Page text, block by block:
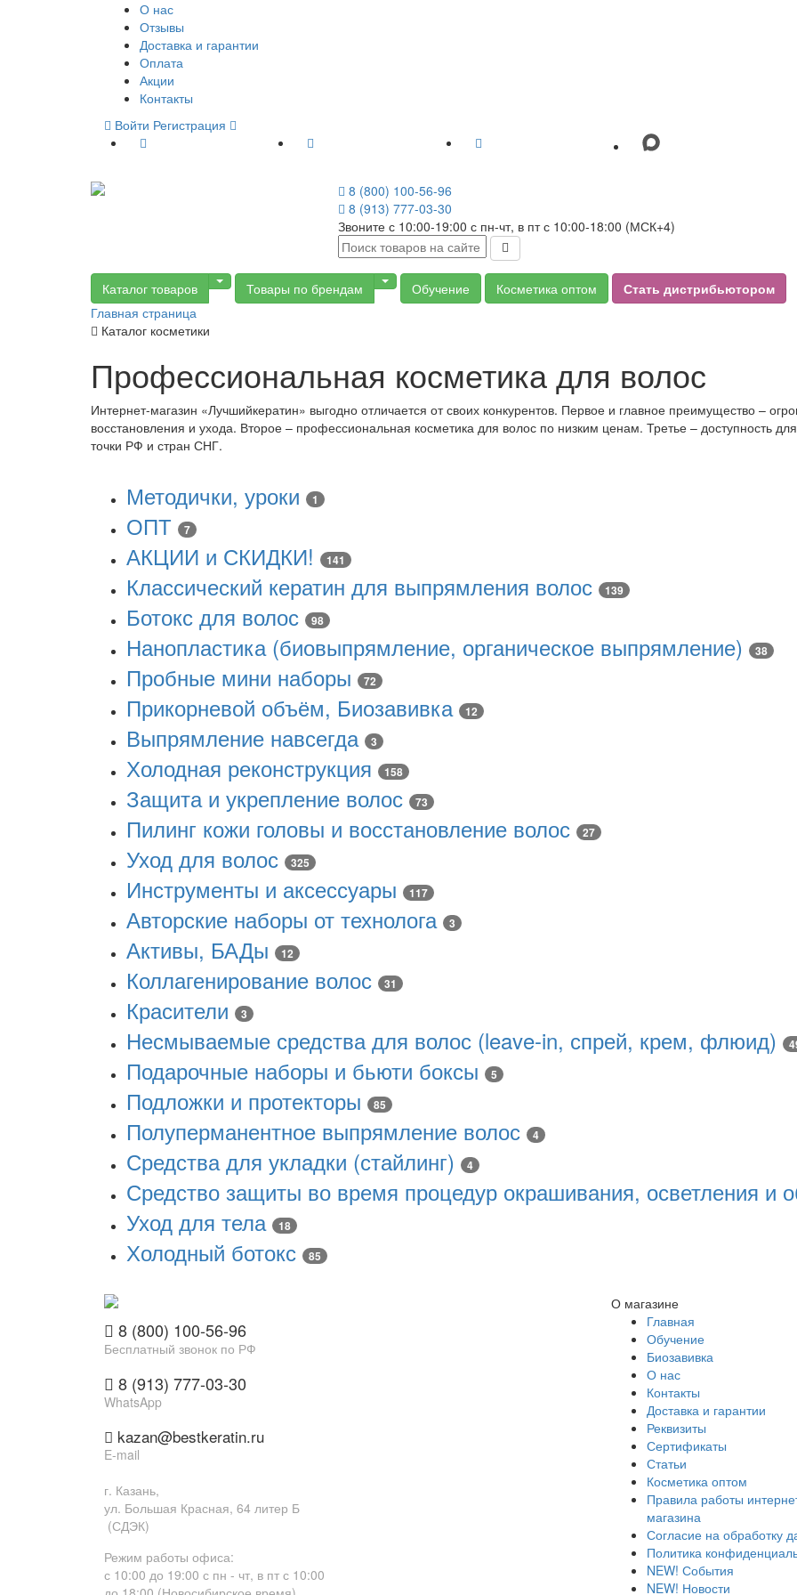
О нас
Отзывы
Доставка и гарантии
Оплата
Акции
Контакты
Войти Регистрация
8 (800) 100-56-96
8 (913) 777-03-30
Звоните с 10:00-19:00 с пн-чт, в пт с 10:00-18:00 (МСК+4)
Каталог товаров Toggle Dropdown
Товары по брендам Toggle Dropdown
Обучение Косметика оптом
Стать дистрибьютором
Главная страница
Каталог косметики
Профессиональная косметика для волос
Интернет-магазин «Лучшийкератин» выгодно отличается от своих конкурентов. Первое и главное преимущество –
восстановления и ухода. Второе – профессиональная косметика для волос по низким ценам. Третье – доступность
точки РФ и стран СНГ.
Методички, уроки 1
ОПТ 7
АКЦИИ и СКИДКИ! 141
Классический кератин для выпрямления волос 139
Ботокс для волос 98
Нанопластика (биовыпрямление, органическое выпрямление) 38
Пробные мини наборы 72
Прикорневой объём, Биозавивка 12
Выпрямление навсегда 3
Холодная реконструкция 158
Защита и укрепление волос 73
Пилинг кожи головы и восстановление волос 27
Уход для волос 325
Инструменты и аксессуары 117
Авторские наборы от технолога 3
Активы, БАДы 12
Коллагенирование волос 31
Красители 3
Несмываемые средства для волос (leave-in, спрей, крем, флюид)
Подарочные наборы и бьюти боксы 5
Подложки и протекторы 85
Полуперманентное выпрямление волос 4
Средства для укладки (стайлинг) 4
Средство защиты во время процедур окрашивания, осветления и
Уход для тела 18
Холодный ботокс 85
О магазине
Главная
Обучение
Биозавивка
О нас
Контакты
Доставка и гарантии
Реквизиты
Сертификаты
Статьи
Косметика оптом
Правила работы
магазина
Согласие на обработку
Политика
NEW! События
NEW! Новости
8 (800) 100-56-96
Бесплатный звонок по РФ
8 (913) 777-03-30
WhatsApp
kazan@bestkeratin.ru
E-mail
г. Казань,
ул. Большая Красная, 64 литер Б
(СДЭК)
Режим работы офиса:
с 10:00 до 19:00 с пн - чт, в пт с 10:00